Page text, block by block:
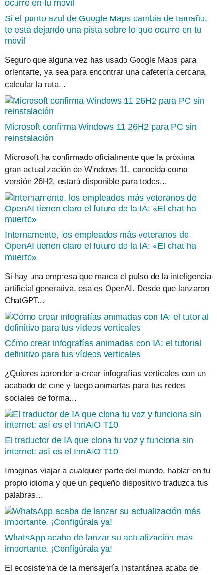
Si el punto azul de Google Maps cambia de tamaño,
te está dejando una pista sobre lo que ocurre en tu
móvil
Seguro que alguna vez has usado Google Maps para
orientarte, ya sea para encontrar una cafetería cercana,
calcular la ruta...
Microsoft confirma Windows 11 26H2 para PC sin
reinstalación
Microsoft ha confirmado oficialmente que la próxima
gran actualización de Windows 11, conocida como
versión 26H2, estará disponible para todos...
Internamente, los empleados más veteranos de
OpenAI tienen claro el futuro de la IA: «El chat ha
muerto»
Si hay una empresa que marca el pulso de la inteligencia
artificial generativa, esa es OpenAI. Desde que lanzaron
ChatGPT...
Cómo crear infografías animadas con IA: el tutorial
definitivo para tus vídeos verticales
¿Quieres aprender a crear infografías verticales con un
acabado de cine y luego animarlas para tus redes
sociales de forma...
El traductor de IA que clona tu voz y funciona sin
internet: así es el InnAIO T10
Imaginas viajar a cualquier parte del mundo, hablar en tu
propio idioma y que un pequeño dispositivo traduzca tus
palabras...
WhatsApp acaba de lanzar su actualización más
importante. ¡Configúrala ya!
El ecosistema de la mensajería instantánea acaba de